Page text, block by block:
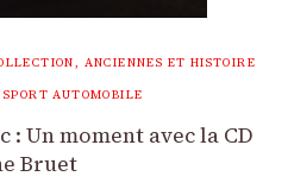
ANCIENNES ET HISTOIRE
SPORT AUTOMOBILE
: Un moment avec la CD
Bruet